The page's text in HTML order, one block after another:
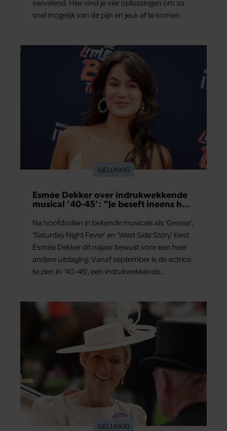
vervelend. Hier vind je vier oplossingen om zo
snel mogelijk van de pijn en jeuk af te komen.
GELUKKIG
Esmée Dekker over indrukwekkende
musical ‘40-45’: “Je beseft ineens hoe
Na hoofdrollen in bekende musicals als ‘Grease’,
‘Saturday Night Fever’ en ‘West Side Story’ kiest
Esmée Dekker dit najaar bewust voor een heel
andere uitdaging. Vanaf september is de actrice
te zien in ‘40-45’, een indrukwekkende
alleen raakt, maar het publiek ook aan het
denken zet.
GELUKKIG